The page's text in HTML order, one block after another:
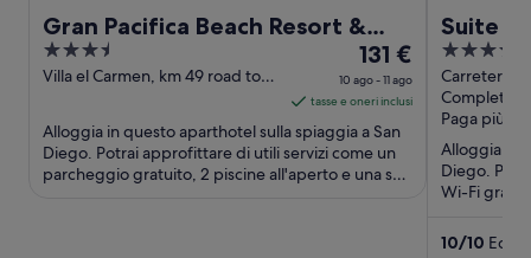
Gran Pacifica Beach Resort &
Homes
3.5
out
5
Villa el Carmen, km 49 road to
Il
prezzo
è
131 €
a
notte
131 €
10 ago - 11 ago
tasse e oneri inclusi
Alloggia in questo aparthotel sulla spiaggia a San
Diego. Potrai approfittare di utili servizi come un
parcheggio gratuito, 2 piscine all'aperto e una spa
Suite
3.5
out
of
5
Carretera
KM West
Managua
Paga più
Alloggia in
Diego.
Wi-Fi
10/10